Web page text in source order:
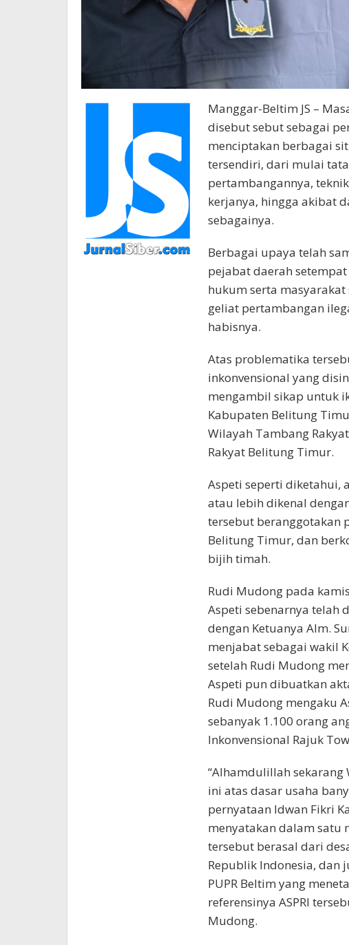
Manggar-Beltim JS –
disebut sebut sebagai
menciptakan berbagai
tersendiri, dari mulai
pertambangannya,
kerjanya, hingga akibat
sebagainya.
Berbagai upaya telah
pejabat daerah
hukum serta
geliat pertambangan
habisnya.
Atas problematika
inkonvensional yang
mengambil sikap untuk
Kabupaten Belitung
Wilayah Tambang
Rakyat Belitung Timur.
Aspeti seperti diketahui,
atau lebih dikenal
tersebut beranggotakan
Belitung Timur, dan
bijih timah.
Rudi Mudong pada
Aspeti sebenarnya telah
dengan Ketuanya Alm.
menjabat sebagai wakil
setelah Rudi Mudong
Aspeti pun dibuatkan
Rudi Mudong mengaku
sebanyak 1.100 orang
Inkonvensional Rajuk
“Alhamdulillah sekarang
ini atas dasar usaha
pernyataan Idwan Fikri
menyatakan dalam satu
tersebut berasal dari
Republik Indonesia, dan
PUPR Beltim yang
referensinya ASPRI
Mudong.